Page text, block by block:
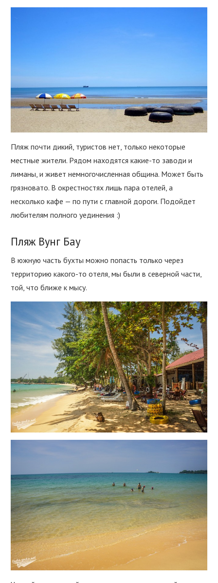
Пляж почти дикий, туристов нет, только некоторые
местные жители. Рядом находятся какие-то заводи и
лиманы, и живет немногочисленная община. Может быть
грязновато. В окрестностях лишь пара отелей, а
несколько кафе — по пути с главной дороги. Подойдет
любителям полного уединения :)
Пляж Вунг Бау
В южную часть бухты можно попасть только через
территорию какого-то отеля, мы были в северной части,
той, что ближе к мысу.